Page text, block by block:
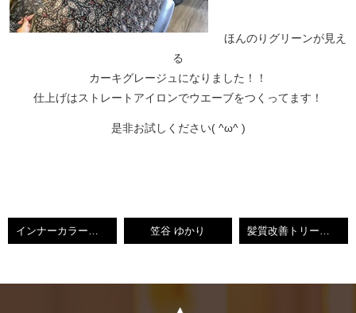
ほんのりグリーンが見え
る
カーキグレージュになりました！！
仕上げはストレートアイロンでウエーブをつくってます！
是非お試しください( ^ω^ )
インナーカラーピンク【守恒美容室】 笠谷 ゆかり 髪質改善トリートメント サロンソリューション【小倉南区守恒】